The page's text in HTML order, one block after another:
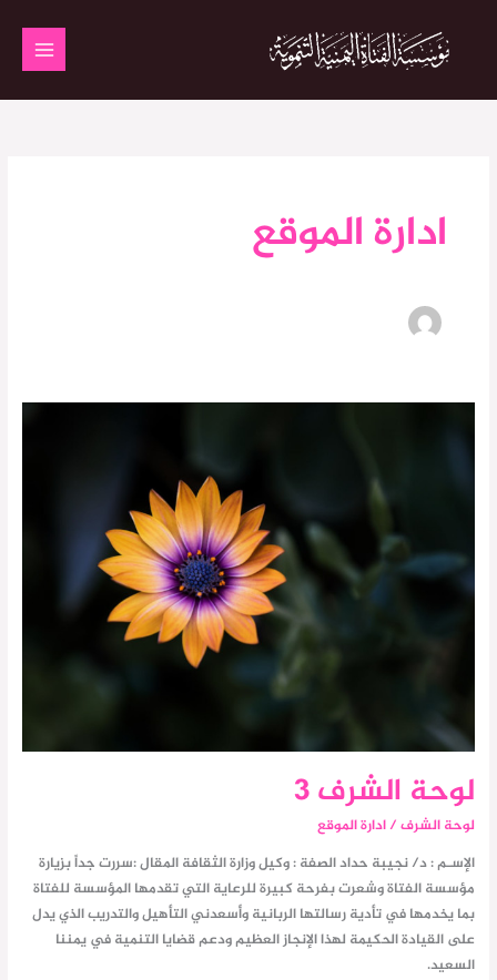
ادارة الموقع
لوحة الشرف 3
لوحة الشرف/ادارة الموقع
الإسـم : د/ نجيبة حداد الصفة : وكيل وزارة الثقافة المقال :سررت جداً بزيارة
مؤسسة الفتاة وشعرت بفرحة كبيرة للرعاية التي تقدمها المؤسسة للفتاة
بما يخدمها في تأدية رسالتها الربانية وأسعدني التأهيل والتدريب الذي يدل
على القيادة الحكيمة لهذا الإنجاز العظيم ودعم قضايا التنمية في يمننا
السعيد.